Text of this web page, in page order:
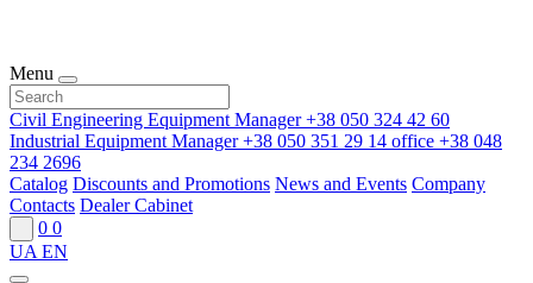
Menu
Civil Engineering Equipment Manager+38 050 324 42 60
Industrial Equipment Manager+38 050 351 29 14 office +38 048
234 2696
Catalog Discounts and Promotions News and Events Company
Contacts Dealer Cabinet
0 0
UA EN